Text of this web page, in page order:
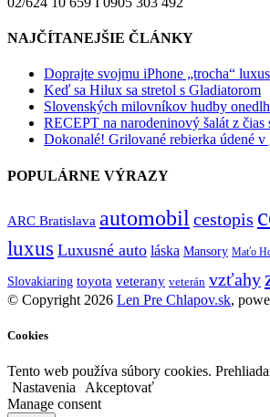
NAJČÍTANEJŠIE ČLÁNKY
Doprajte svojmu iPhone „trocha“
Keď sa Hilux sa stretol s Gladiatorom
Slovenských milovníkov hudby
RECEPT na narodeninový šalát z
Dokonalé! Grilované rebierka údené v
POPULÁRNE VÝRAZY
ARC Bratislava automobil cestopis
luxus Luxusné auto láska Mansory Maťo
Slovakiaring toyota veterany veterán vzťahy
© Copyright 2026 Len Pre Chlapov.sk,
Cookies
Tento web používa súbory cookies.
Nastavenia
Akceptovať
Manage consent